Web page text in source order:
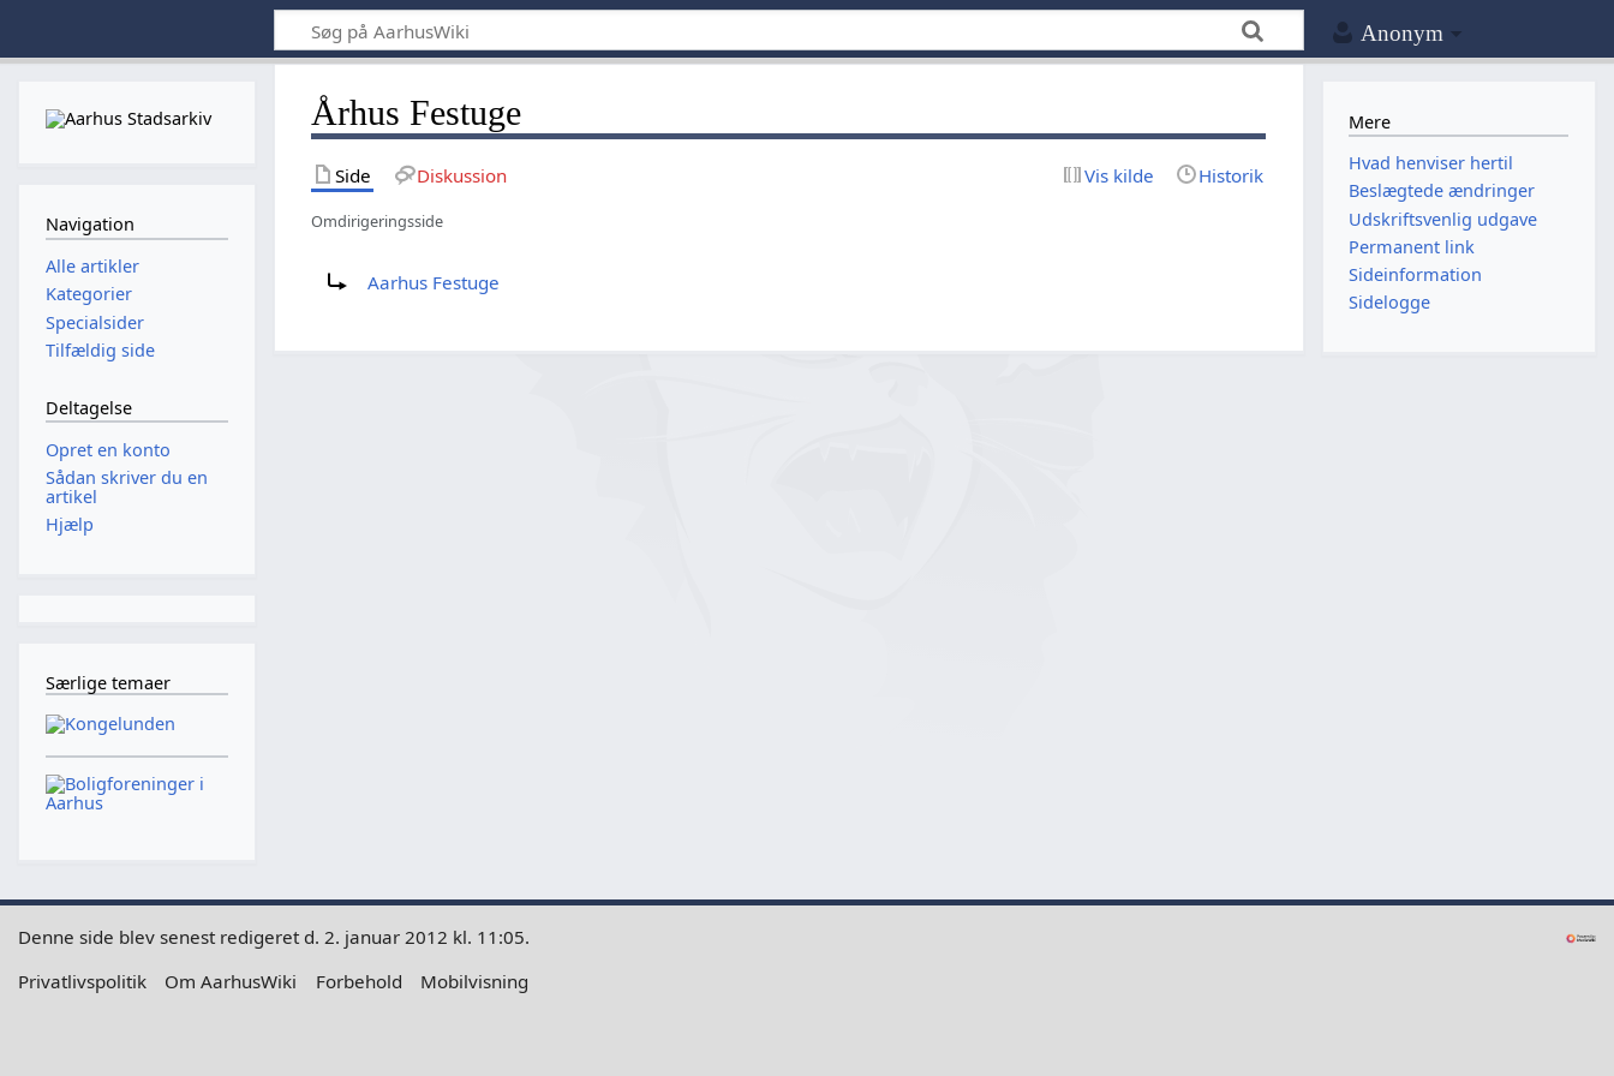
Anonym
Århus Festuge
Side Diskussion Vis kilde Historik
Omdirigeringsside
Aarhus Festuge
Navigation
Alle artikler
Kategorier
Specialsider
Tilfældig side
Deltagelse
Opret en konto
Sådan skriver du en
artikel
Hjælp
Særlige temaer
Mere
Hvad henviser hertil
Beslægtede ændringer
Udskriftsvenlig udgave
Permanent link
Sideinformation
Sidelogge
Denne side blev senest redigeret d. 2. januar 2012 kl. 11:05.
Privatlivspolitik
Om AarhusWiki Forbehold Mobilvisning